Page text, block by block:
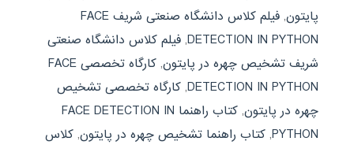
پایتون,
فیلم کلاس دانشگاه صنعتی شریف FACE
DETECTION IN PYTHON
, فیلم کلاس دانشگاه صنعتی
شریف تشخیص چهره در پایتون,
کارگاه تخصصی FACE
DETECTION IN PYTHON
, کارگاه تخصصی تشخیص
چهره در پایتون,
کتاب راهنما FACE DETECTION IN
PYTHON
, کتاب راهنما تشخیص چهره در پایتون, کلاس